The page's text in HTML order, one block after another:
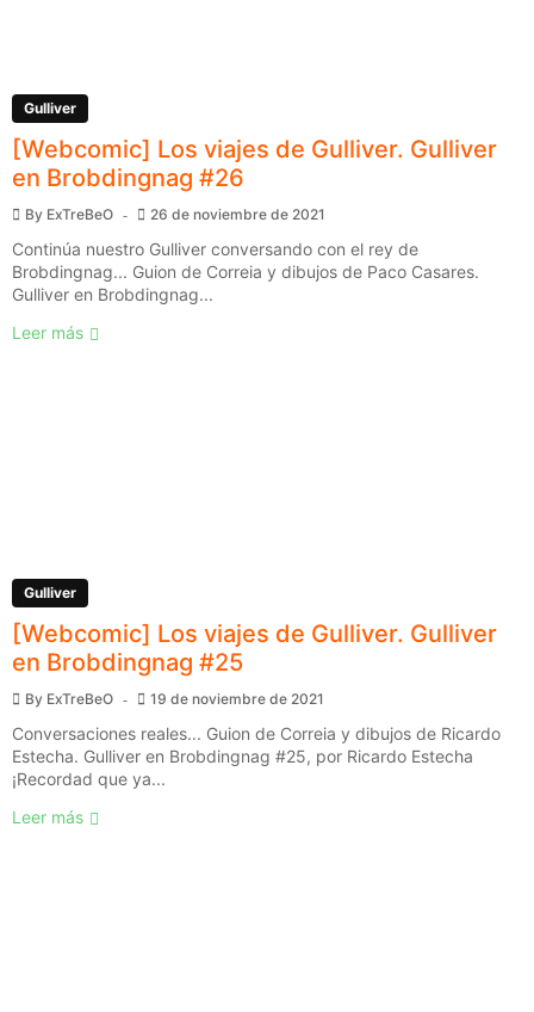
Gulliver
[Webcomic] Los viajes de Gulliver. Gulliver
en Brobdingnag #26
By ExTreBeO 26 de noviembre de 2021
Continúa nuestro Gulliver conversando con el rey de
Brobdingnag... Guion de Correia y dibujos de Paco Casares.
Gulliver en Brobdingnag...
Leer más
Gulliver
[Webcomic] Los viajes de Gulliver. Gulliver
en Brobdingnag #25
By ExTreBeO 19 de noviembre de 2021
Conversaciones reales... Guion de Correia y dibujos de Ricardo
Estecha. Gulliver en Brobdingnag #25, por Ricardo Estecha
¡Recordad que ya...
Leer más